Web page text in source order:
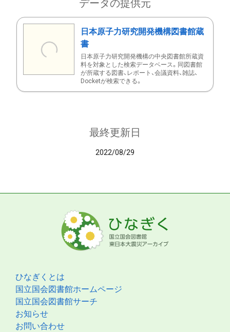
データの提供元
日本原子力研究開発機構図書館蔵
書
日本原子力研究開発機構の中央図書館所蔵資
料を対象とした検索データベース。同図書館
が所蔵する図書、レポート、会議資料、雑誌、
Docketが検索できる。
最終更新日
2022/08/29
ひなぎくとは
国立国会図書館ホームページ
国立国会図書館サーチ
お知らせ
お問い合わせ